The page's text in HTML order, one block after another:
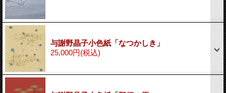
与謝野晶子小色紙「なつかしき」
25,000円(税込)